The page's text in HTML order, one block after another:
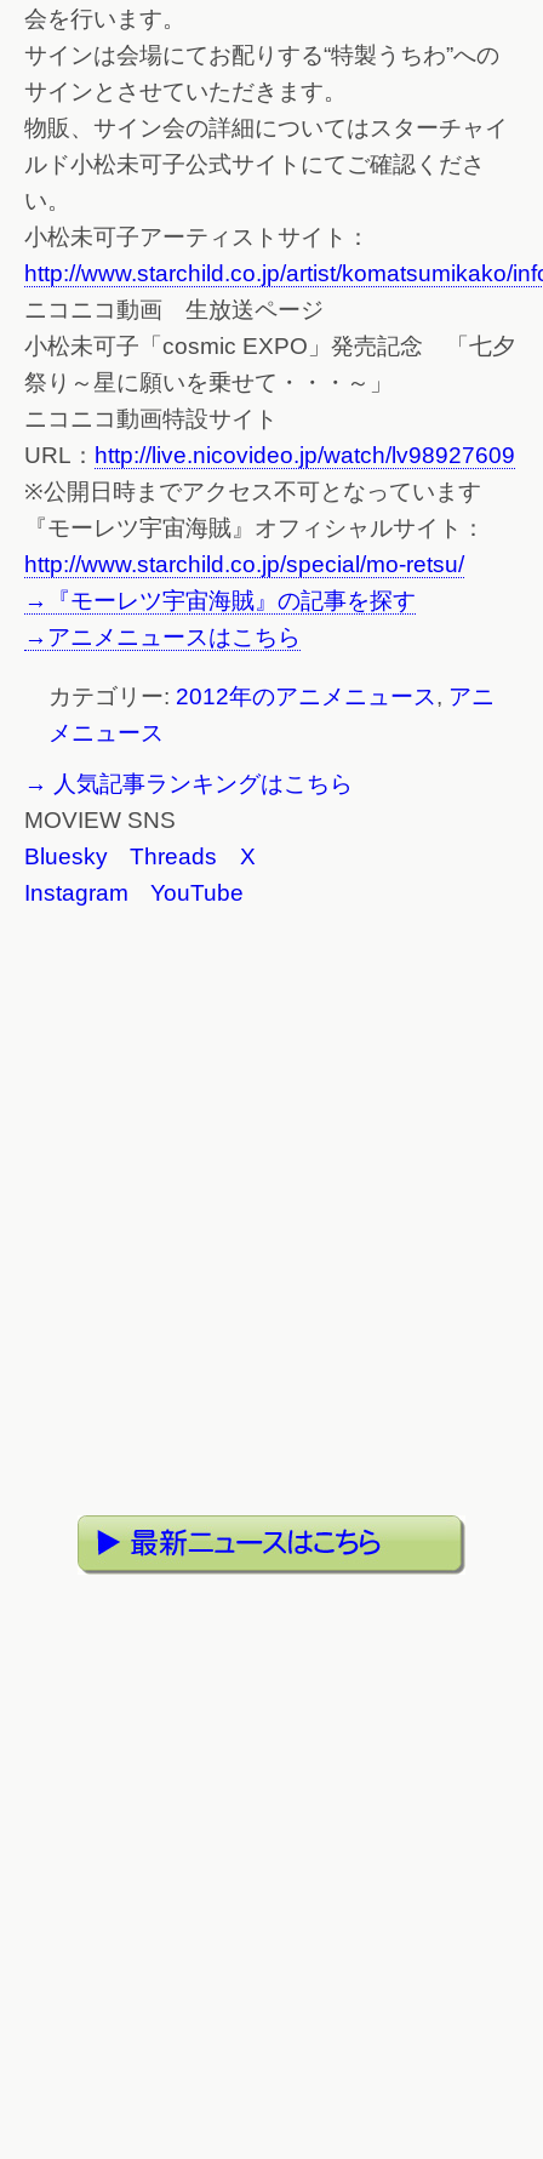
会を行います。
サインは会場にてお配りする“特製うちわ”への
サインとさせていただきます。
物販、サイン会の詳細についてはスターチャイ
ルド小松未可子公式サイトにてご確認くださ
い。
小松未可子アーティストサイト：
http://www.starchild.co.jp/artist/komatsumikako/
ニコニコ動画 生放送ページ
小松未可子「cosmic EXPO」発売記念 「七夕
祭り～星に願いを乗せて・・・～」
ニコニコ動画特設サイト
URL： http://live.nicovideo.jp/watch/lv98927609
※公開日時までアクセス不可となっています
『モーレツ宇宙海賊』オフィシャルサイト：
http://www.starchild.co.jp/special/mo-retsu/
→『モーレツ宇宙海賊』の記事を探す
→アニメニュースはこちら
カテゴリー: 2012年のアニメニュース, アニ
メニュース
→ 人気記事ランキングはこちら
MOVIEW SNS
Bluesky
Threads
X
Instagram
YouTube